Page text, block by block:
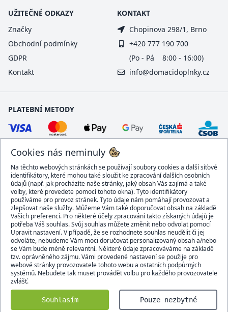
Cookies nás neminuly
Na těchto webových stránkách se používají soubory cookies a další síťové
identifikátory, které mohou také sloužit ke zpracování dalších osobních
údajů (např. jak procházíte naše stránky, jaký obsah Vás zajímá a také
volby, které provedete pomocí tohoto okna). Tyto identifikátory
používáme pro provoz stránek. Tyto údaje nám pomáhají provozovat a
zlepšovat naše služby. Můžeme Vám také doporučovat obsah na základě
Vašich preferencí. Pro některé účely zpracování takto získaných údajů je
potřeba Váš souhlas. Svůj souhlas můžete změnit nebo odvolat pomocí
Upravit nastavení. V případě, že se rozhodnete souhlas neudělit či jej
odvoláte, nebudeme Vám moci doručovat personalizovaný obsah a/nebo
se Vám bude méně relevantní. Některé údaje zpracováváme na základě
tzv. oprávněného zájmu. Vámi provedené nastavení se použije pro
webové stránky provozovatele tohoto webu a ostatních podpůrných
systémů. Nebudete tak muset provádět volbu pro každého provozovatele
zvlášť.
Souhlasím Pouze nezbytné
UŽITEČNÉ ODKAZY
Značky
Obchodní podmínky
GDPR
Kontakt
KONTAKT
Chopinova 298/1, Brno
+420 777 190 700
(Po - Pá 8:00 - 16:00)
info@domacidoplnky.cz
PLATEBNÍ METODY
DOPRAVCI
BEZPEČNÝ OBCHOD
Domacidoplnky.cz © 2007 - 2026
Všechna práva vyhrazena.